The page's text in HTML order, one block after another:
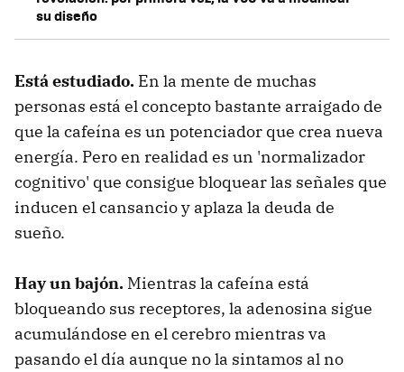
su diseño
Está estudiado. En la mente de muchas
personas está el concepto bastante arraigado de
que la cafeína es un potenciador que crea nueva
energía. Pero en realidad es un 'normalizador
cognitivo' que consigue bloquear las señales que
inducen el cansancio y aplaza la deuda de
sueño.
Hay un bajón. Mientras la cafeína está
bloqueando sus receptores, la adenosina sigue
acumulándose en el cerebro mientras va
pasando el día aunque no la sintamos al no